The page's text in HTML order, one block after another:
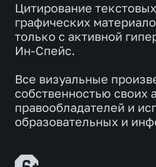
Цитирование
графических
только с активной
Ин-Спейс.
Все визуальные
собственностью своих
правообладателей и
образовательных и